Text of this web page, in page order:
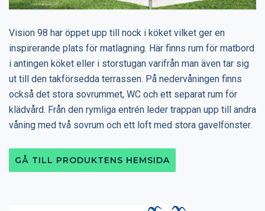
Vision 98 har öppet upp till nock i köket vilket ger en
inspirerande plats för matlagning. Här finns rum för matbord
i antingen köket eller i storstugan varifrån man även tar sig
ut till den takförsedda terrassen. På nedervåningen finns
också det stora sovrummet, WC och ett separat rum för
klädvård. Från den rymliga entrén leder trappan upp till andra
våning med två sovrum och ett loft med stora gavelfönster.
GÅ TILL PRODUKTENS HEMSIDA